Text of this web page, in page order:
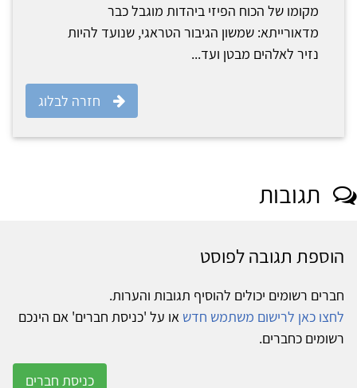
מקומו של הכוח הפיזי ביהדות מוגבל כבר
מדאורייתא: שמשון הגיבור הטראגי, שנועד להיות
נזיר לאלהים מבטן ועד...
חזרה לבלוג
תגובות
הוספת תגובה לפוסט
חברים רשומים יכולים להוסיף תגובות והערות.
לחצו כאן לרישום משתמש חדש או על 'כניסת חברים' אם הינכם
רשומים כחברים.
כניסת חברים